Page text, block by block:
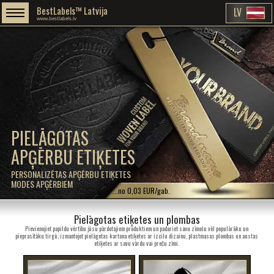
PIELĀGOTAS
APĢĒRBU ETIĶETES
PERSONALIZĒTAS APĢĒRBU ETIĶETES
MODES APĢĒRBIEM
BestLabels™ Latvija
www.bestlabels.lv LV
...no 0,03 EUR/gab.
Pielāgotas etiķetes un plombas
Pievienojiet papildu vērtību jūsu pārdotajiem produktiem un padariet savu zīmolu vēl populārāku un
pieprasītāku tirgū, izmantojot pielāgotas kartona etiķetes ar izcilu dizainu, plastmasas plombas un austas
etiķetes ar savu vārdu vai preču zīmi.